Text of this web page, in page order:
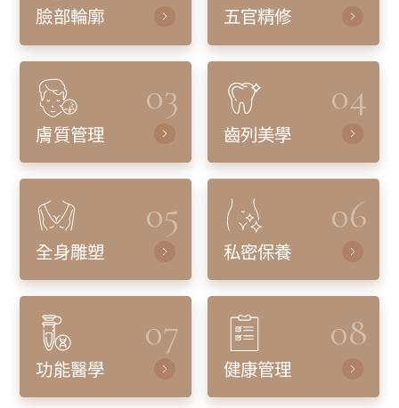
臉部輪廓 五官精修
03
膚質管理
04
齒列美學
05
全身雕塑
06
私密保養
07
功能醫學
08
健康管理